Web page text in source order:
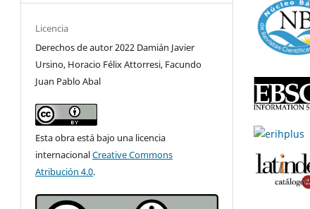
Licencia
Derechos de autor 2022 Damián Javier
Ursino, Horacio Félix Attorresi, Facundo
Juan Pablo Abal
Esta obra está bajo una licencia
internacionalCreative Commons
Atribución 4.0.